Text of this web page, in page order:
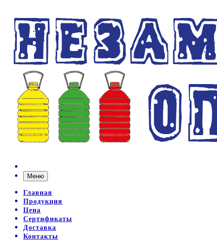
Меню
Главная
Продукция
Цена
Сертификаты
Доставка
Контакты